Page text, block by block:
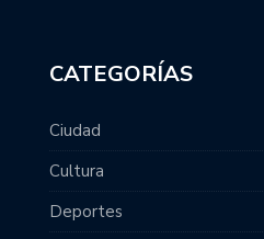
CATEGORÍAS
Ciudad
Cultura
Deportes